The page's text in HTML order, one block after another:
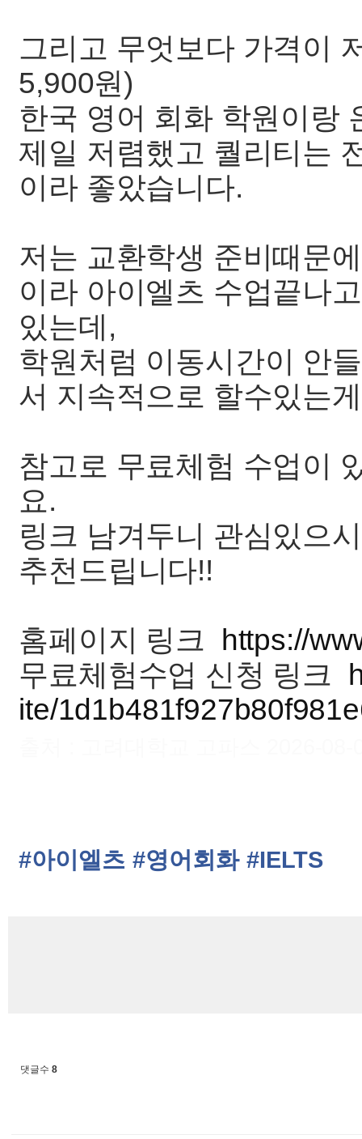
그리고 무엇보다 가격이
5,900원)
한국 영어 회화 학원이랑
제일 저렴했고 퀄리티는
이라 좋았습니다.
저는 교환학생 준비때문
이라 아이엘츠 수업끝나
있는데,
학원처럼 이동시간이 안
서 지속적으로 할수있는
참고로 무료체험 수업이
요.
링크 남겨두니 관심있으
추천드립니다!!
홈페이지 링크
https://
무료체험수업 신청 링크
ite/
#아이엘츠 #영어회화 #IELTS
댓글수 8